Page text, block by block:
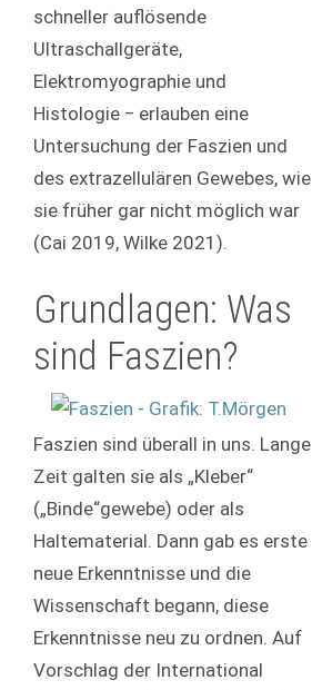
schneller auflösende
Ultraschallgeräte,
Elektromyographie und
Histologie ‒ erlauben eine
Untersuchung der Faszien und
des extrazellulären Gewebes, wie
sie früher gar nicht möglich war
(Cai 2019, Wilke 2021).
Grundlagen: Was
sind Faszien?
Faszien sind überall in uns. Lange
Zeit galten sie als „Kleber“
(„Binde“gewebe) oder als
Haltematerial. Dann gab es erste
neue Erkenntnisse und die
Wissenschaft begann, diese
Erkenntnisse neu zu ordnen. Auf
Vorschlag der International